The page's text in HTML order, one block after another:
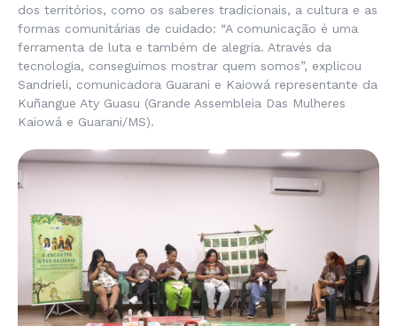
dos territórios, como os saberes tradicionais, a cultura e as
formas comunitárias de cuidado: “A comunicação é uma
ferramenta de luta e também de alegria. Através da
tecnologia, conseguimos mostrar quem somos”, explicou
Sandrieli, comunicadora Guarani e Kaiowá representante da
Kuñangue Aty Guasu (Grande Assembleia Das Mulheres
Kaiowá e Guarani/MS).